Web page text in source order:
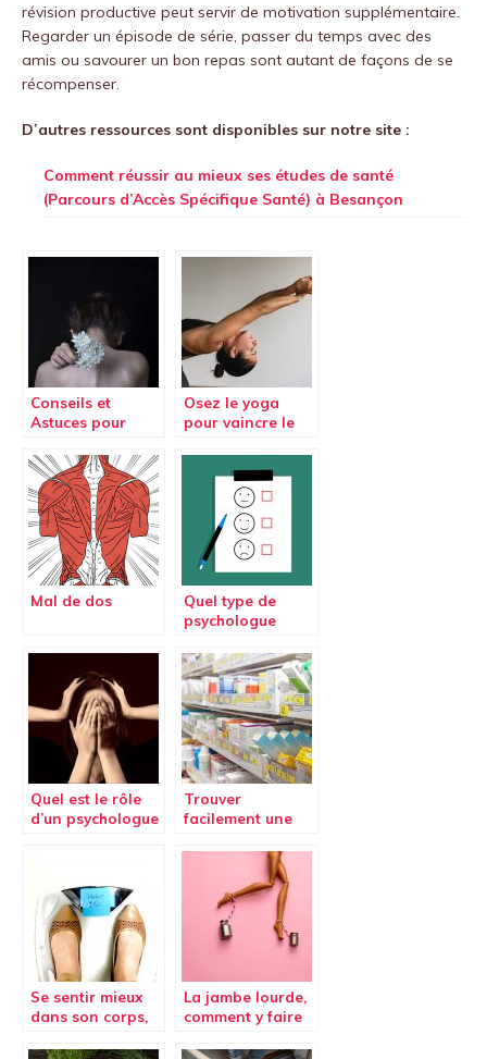
révision productive peut servir de motivation supplémentaire.
Regarder un épisode de série, passer du temps avec des
amis ou savourer un bon repas sont autant de façons de se
récompenser.
D’autres ressources sont disponibles sur notre site :
Comment réussir au mieux ses études de santé
(Parcours d’Accès Spécifique Santé) à Besançon
Conseils et
Astuces pour
de dos
Osez le yoga
pour vaincre le
Mal de dos
Quel type de
psychologue
Quel est le rôle
d’un psychologue
Trouver
facilement une
garde
Se sentir mieux
dans son corps,
franchir.
La jambe lourde,
comment y faire